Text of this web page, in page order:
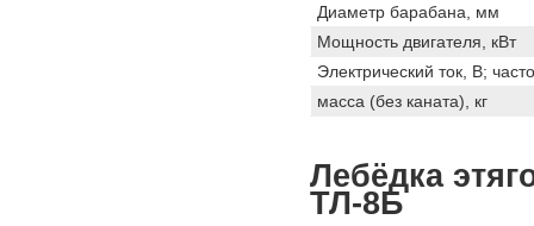
Диаметр барабана, мм
Мощность двигателя, кВт
Электрический ток, В;
масса (без каната), кг
Лебёдка
ТЛ-8Б